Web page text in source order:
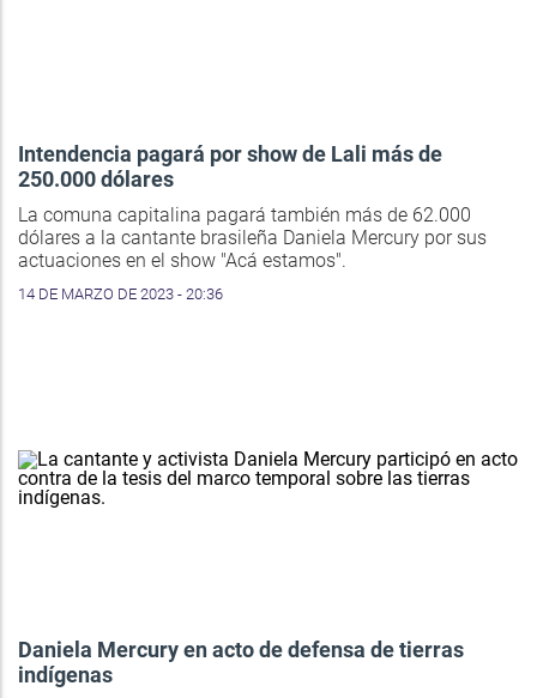
Intendencia pagará por show de Lali más de
250.000 dólares
La comuna capitalina pagará también más de 62.000
dólares a la cantante brasileña Daniela Mercury por sus
actuaciones en el show "Acá estamos".
14 DE MARZO DE 2023 - 20:36
Daniela Mercury en acto de defensa de tierras
indígenas